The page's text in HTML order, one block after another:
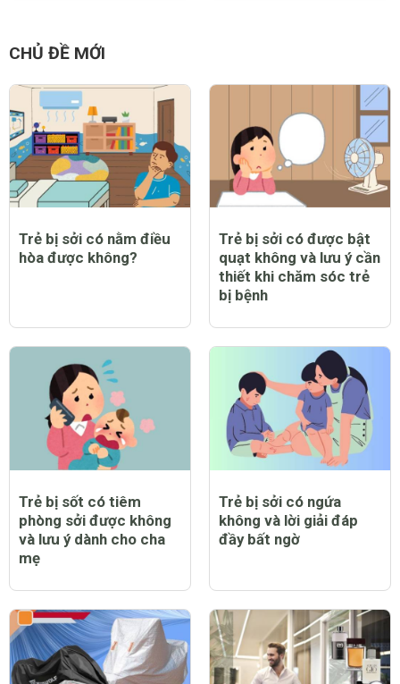
CHỦ ĐỀ MỚI
Trẻ bị sởi có nằm điều
hòa được không?
Trẻ bị sởi có được bật
quạt không và lưu ý cần
thiết khi chăm sóc trẻ
bị bệnh
Trẻ bị sốt có tiêm
phòng sởi được không
và lưu ý dành cho cha
mẹ
Trẻ bị sởi có ngứa
không và lời giải đáp
đầy bất ngờ